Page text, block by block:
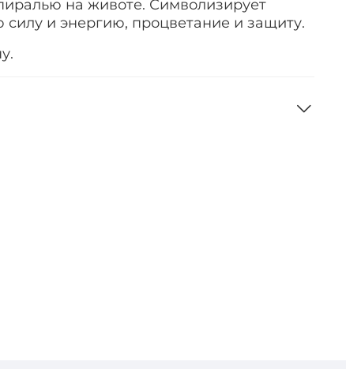
на животе. Символизирует
и энергию, процветание и защиту.